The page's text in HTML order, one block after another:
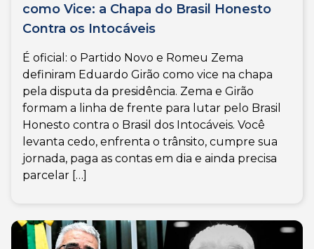
como Vice: a Chapa do Brasil Honesto
Contra os Intocáveis
É oficial: o Partido Novo e Romeu Zema
definiram Eduardo Girão como vice na chapa
pela disputa da presidência. Zema e Girão
formam a linha de frente para lutar pelo Brasil
Honesto contra o Brasil dos Intocáveis. Você
levanta cedo, enfrenta o trânsito, cumpre sua
jornada, paga as contas em dia e ainda precisa
parcelar […]